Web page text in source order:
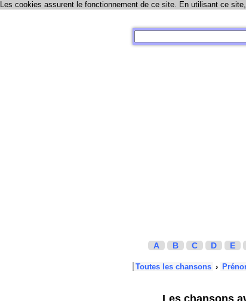
Les cookies assurent le fonctionnement de ce site. En utilisant ce
A B C D E
Toutes les chansons ›
Les chansons